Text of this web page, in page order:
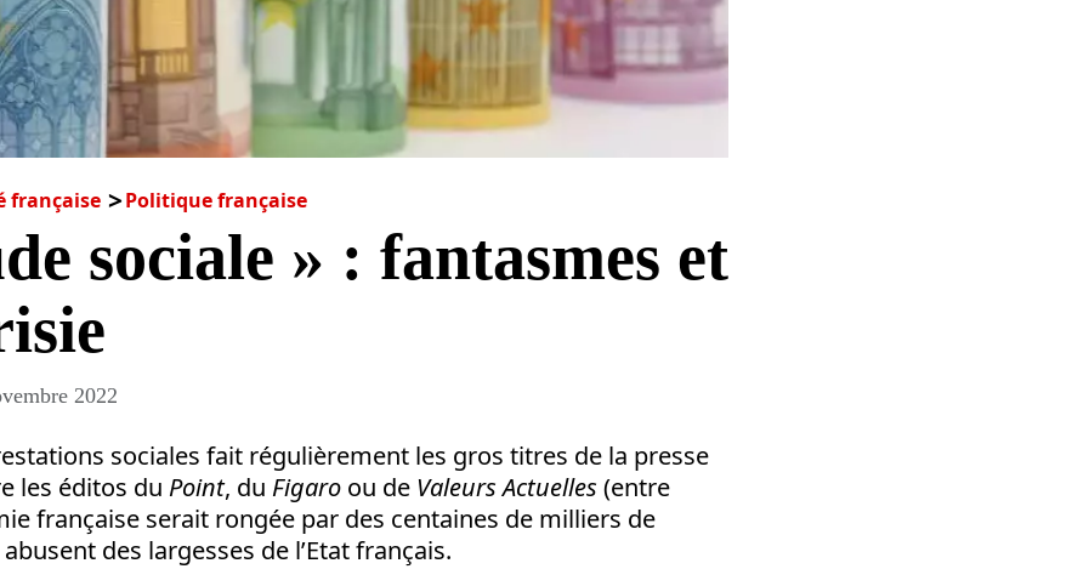
française Politique française
sociale » : fantasmes et
2022
sociales fait régulièrement les gros titres de la presse
les éditos du Point, du Figaro ou de Valeurs Actuelles (entre
française serait rongée par des centaines de milliers de
des largesses de l’Etat français.